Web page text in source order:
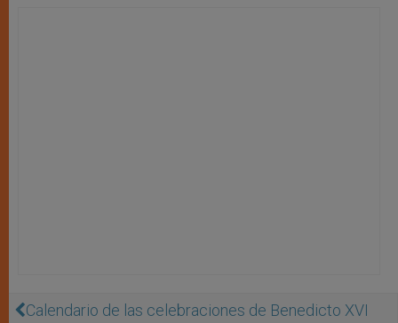
Calendario de las celebraciones de Benedicto XVI